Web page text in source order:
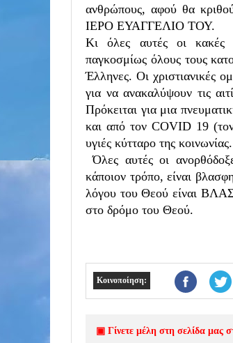
ανθρώπους, αφού θα
ΙΕΡΟ ΕΥΑΓΓΕΛΙΟ ΤΟΥ.
Κι όλες αυτές οι κακές
παγκοσμίως όλους τους
Έλληνες. Οι χριστιανικές
για να ανακαλύψουν τις
Πρόκειται για μια
και από τον COVID 19 (τον
υγιές κύτταρο της κοινωνίας.
Όλες αυτές οι
κάποιον τρόπο, είναι
λόγου του Θεού είναι
στο δρόμο του Θεού.
Κοινοποίηση:
▣ Γίνετε μέλη στη σελίδα μας